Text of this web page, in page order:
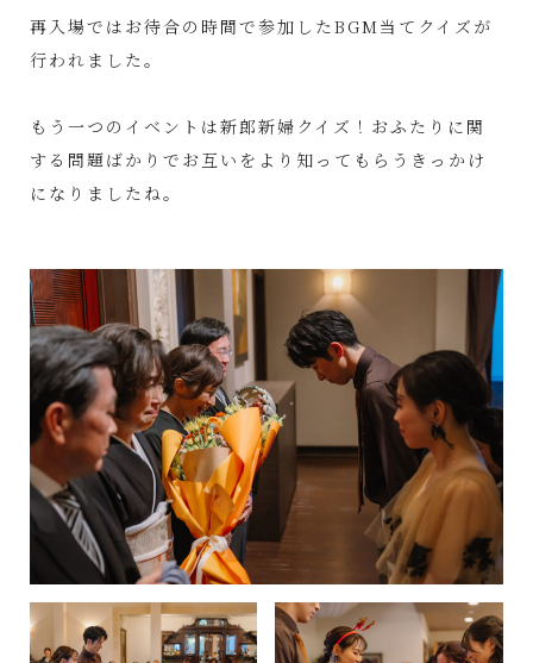
再入場ではお待合の時間で参加したBGM当てクイズが
行われました。
もう一つのイベントは新郎新婦クイズ！おふたりに関
する問題ばかりでお互いをより知ってもらうきっかけ
になりましたね。